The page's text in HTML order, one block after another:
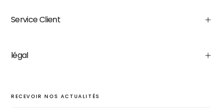
Service Client
légal
RECEVOIR NOS ACTUALITÉS